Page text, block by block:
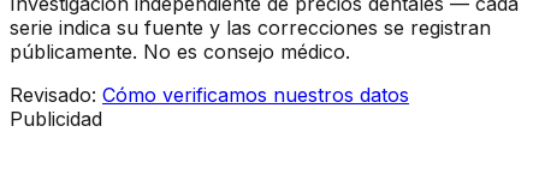
serie indica su fuente y las correcciones se registran
públicamente. No es consejo médico.
Revisado: Cómo verificamos nuestros datos
Publicidad